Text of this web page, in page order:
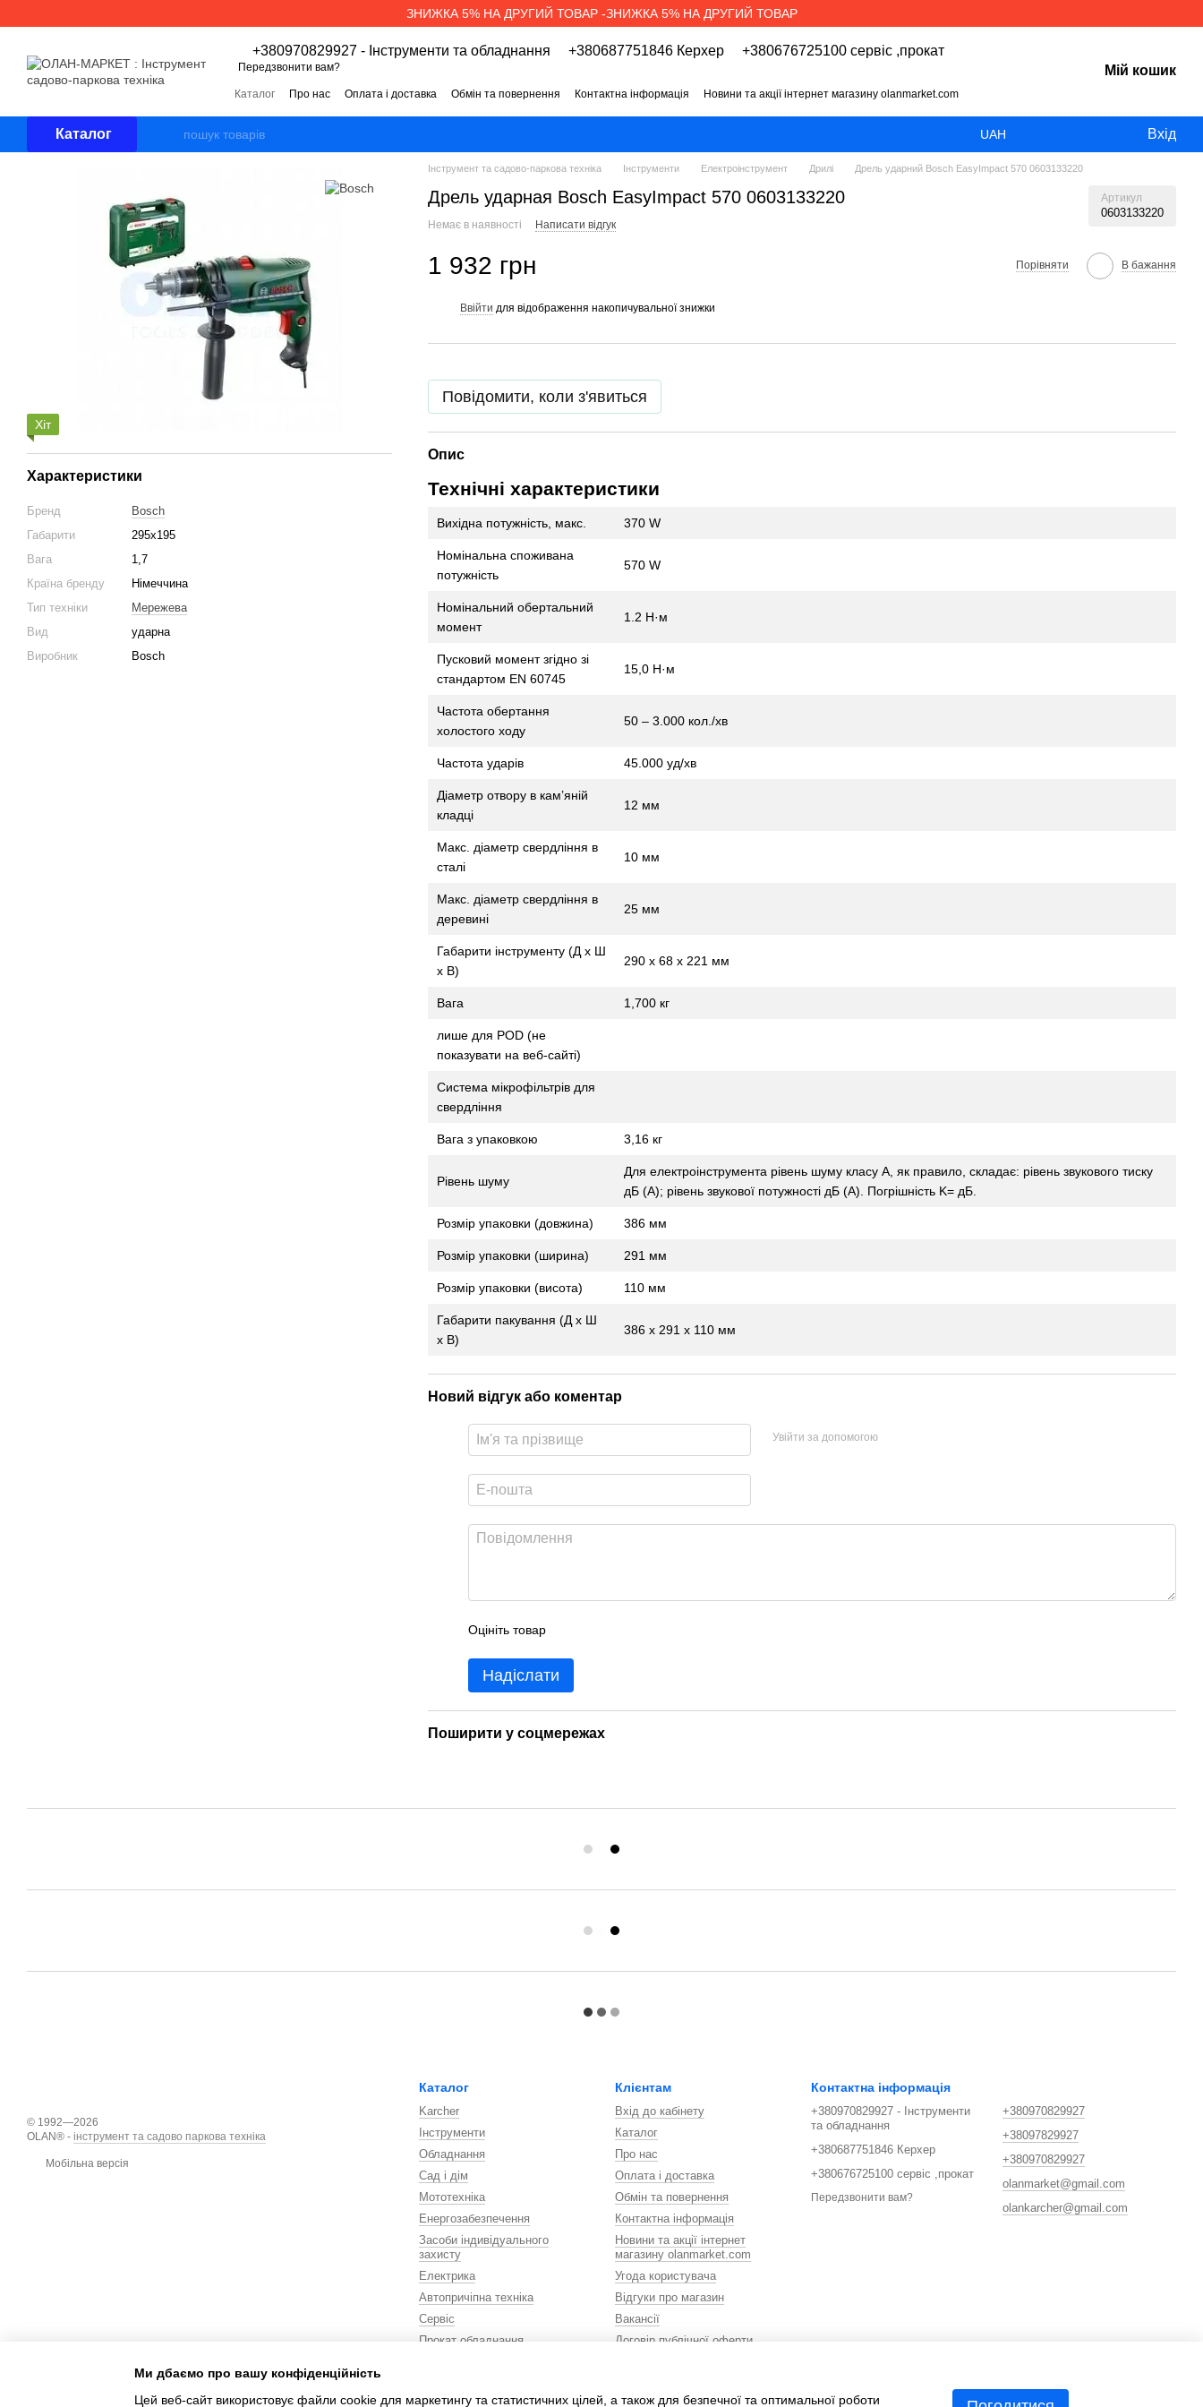
ЗНИЖКА 5% НА ДРУГИЙ ТОВАР -ЗНИЖКА 5% НА ДРУГИЙ ТОВАР
+380970829927 - Інструменти та обладнання +380687751846 Керхер +380676725100 сервіс ,прокат
Передзвонити вам?
Каталог Про нас Оплата і доставка Обмін та повернення Контактна інформація
Новини та акції інтернет магазину olanmarket.com
Мій кошик
Каталог UAH Вхід
Хіт
Характеристики
Бренд
Bosch
Габарити
295х195
Вага
1,7
Країна бренду
Німеччина
Тип техніки
Мережева
Вид
ударна
Виробник
Bosch
Інструмент та садово-паркова техніка Інструменти Електроінструмент Дрилі Дрель ударний Bosch EasyImpact 570 0603133220
Дрель ударная Bosch EasyImpact 570 0603133220 Артикул
0603133220
Немає в наявності Написати відгук
1 932 грн Порівняти В бажання
Ввійти для відображення накопичувальної знижки
Повідомити, коли з'явиться
Опис
Технічні характеристики
Вихідна потужність, макс. 370 W
Номінальна споживана
потужність
570 W
Номінальний обертальний
момент
1.2 Н·м
Пусковий момент згідно зі
стандартом EN 60745
15,0 Н·м
Частота обертання
холостого ходу
50 – 3.000 кол./хв
Частота ударів 45.000 уд/хв
Діаметр отвору в кам’яній
кладці
12 мм
Макс. діаметр свердління в
сталі
10 мм
Макс. діаметр свердління в
деревині
25 мм
Габарити інструменту (Д x Ш
x В)
290 x 68 x 221 мм
Вага 1,700 кг
лише для POD (не
показувати на веб-сайті)
Система мікрофільтрів для
свердління
Вага з упаковкою 3,16 кг
Рівень шуму
Для електроінструмента рівень шуму класу A, як правило, складає: рівень звукового тиску
дБ (A); рівень звукової потужності дБ (A). Погрішність K= дБ.
Розмір упаковки (довжина) 386 мм
Розмір упаковки (ширина) 291 мм
Розмір упаковки (висота) 110 мм
Габарити пакування (Д x Ш
x В)
386 x 291 x 110 мм
Новий відгук або коментар
Увійти за допомогою
Оцініть товар
Надіслати
Поширити у соцмережах
© 1992—2026
OLAN® - інструмент та садово паркова техніка
Мобільна версія
Каталог
Karcher
Інструменти
Обладнання
Сад і дім
Мототехніка
Енергозабезпечення
Засоби індивідуального
захисту
Електрика
Автопричіпна техніка
Сервіс
Прокат обладнання
Клієнтам
Вхід до кабінету
Каталог
Про нас
Оплата і доставка
Обмін та повернення
Контактна інформація
Новини та акції інтернет
магазину olanmarket.com
Угода користувача
Відгуки про магазин
Вакансії
Договір публічної оферти
Контактна інформація
+380970829927 - Інструменти
та обладнання
+380687751846 Керхер
+380676725100 сервіс ,прокат
Передзвонити вам?
+380970829927
+38097829927
+380970829927
olanmarket@gmail.com
olankarcher@gmail.com
Ми дбаємо про вашу конфіденційність
Цей веб-сайт використовує файли cookie для маркетингу та статистичних цілей, а також для безпечної та оптимальної роботи